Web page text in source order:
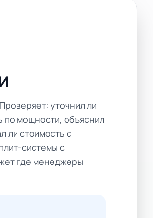
уточнил ли
по мощности, объяснил
ли стоимость с
системы с
где менеджеры